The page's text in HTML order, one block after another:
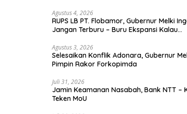
Agustus 4, 2026
RUPS LB PT. Flobamor, Gubernur Melki
Jangan Terburu – Buru Ekspansi Kalau
Agustus 3, 2026
Selesaikan Konflik Adonara, Gubernur
Pimpin Rakor Forkopimda
Juli 31, 2026
Jamin Keamanan Nasabah, Bank NTT –
Teken MoU